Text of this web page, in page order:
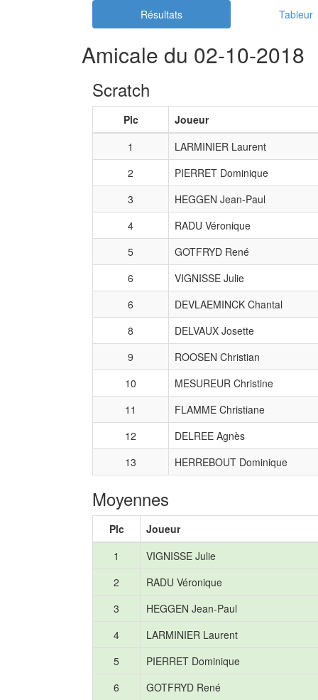
Résultats Tableur
Amicale du 02-10-2018
Scratch
Plc
Joueur
1
LARMINIER Laurent
2
PIERRET Dominique
3
HEGGEN Jean-Paul
4
RADU Véronique
5
GOTFRYD René
6
VIGNISSE Julie
6
DEVLAEMINCK Chantal
8
DELVAUX Josette
9
ROOSEN Christian
10
MESUREUR Christine
11
FLAMME Christiane
12
DELREE Agnès
13
HERREBOUT Dominique
Moyennes
Plc
Joueur
1
VIGNISSE Julie
2
RADU Véronique
3
HEGGEN Jean-Paul
4
LARMINIER Laurent
5
PIERRET Dominique
6
GOTFRYD René